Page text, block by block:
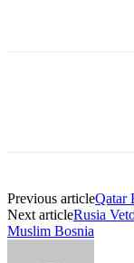
Previous articleQatar
Next articleRusia
Muslim Bosnia